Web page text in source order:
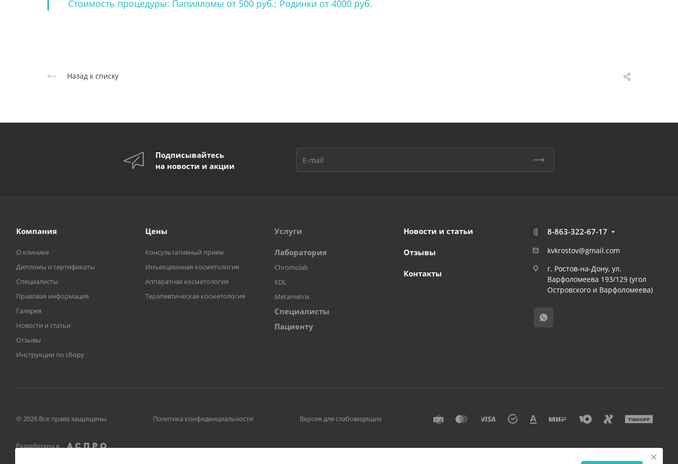
Стоимость процедуры: Папилломы от 500 руб.; Родинки от 4000 руб.
Назад к списку
Подписывайтесь
на новости и акции
Компания
О клинике
Дипломы и сертификаты
Специалисты
Правовая информация
Галерея
Новости и статьи
Отзывы
Инструкции по сбору
Цены
Консультативный прием
Инъекционная косметология
Аппаратная косметология
Терапевтическая косметология
Услуги
Лаборатория
Сhromolab
KDL
Metametrix
Специалисты
Пациенту
Новости и статьи
Отзывы
Контакты
8-863-322-67-17
kvkrostov@gmail.com
г. Ростов-на-Дону, ул.
Варфоломеева 193/129 (угол
Островского и Варфоломеева)
© 2026 Все права защищены Политика конфиденциальности Версия для слабовидящих
Разработано в